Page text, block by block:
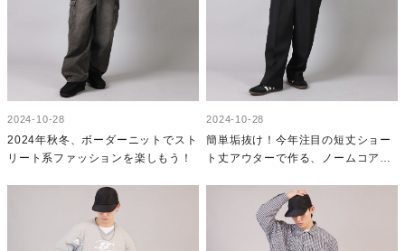
2024-10-28
2024年秋冬、ボーダーニットでスト
リート系ファッションを楽しもう！
2024-10-28
簡単垢抜け！今年注目の短丈ショー
ト丈アウターで作る、ノームコアコ